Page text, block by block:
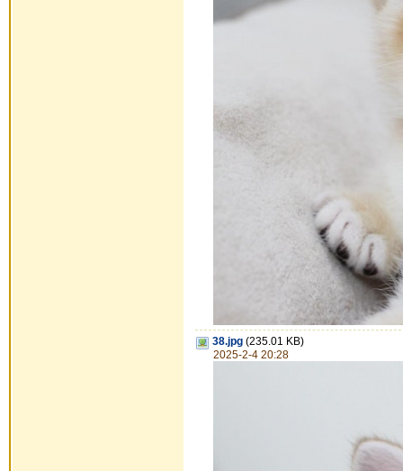
38.jpg (235.01 KB)
2025-2-4 20:28